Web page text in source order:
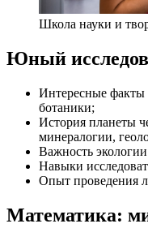
Школа науки и
Юный
Интересные факты
ботаники;
История планеты
минералогии,
Важность
Навыки
Опыт проведения
Математика: